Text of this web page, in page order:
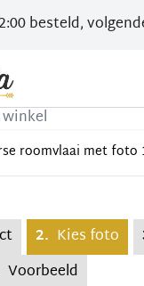
besteld,
roomvlaai met foto
2. Kies foto
Voorbeeld